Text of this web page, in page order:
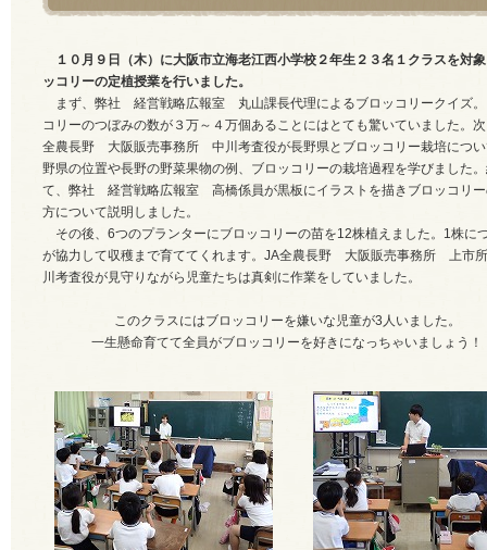
１０月９日（木）に大阪市立海老江西小学校２年生２３名１クラスを対
ッコリーの定植授業を行いました。
まず、弊社 経営戦略広報室 丸山課長代理によるブロッコリークイズ
コリーのつぼみの数が３万～４万個あることにはとても驚いていました。
全農長野 大阪販売事務所 中川考査役が長野県とブロッコリー栽培につ
野県の位置や長野の野菜果物の例、ブロッコリーの栽培過程を学びました
て、弊社 経営戦略広報室 高橋係員が黒板にイラストを描きブロッコリ
方について説明しました。
その後、6つのプランターにブロッコリーの苗を12株植えました。1株に
が協力して収穫まで育ててくれます。JA全農長野 大阪販売事務所 上市
川考査役が見守りながら児童たちは真剣に作業をしていました。
このクラスにはブロッコリーを嫌いな児童が3人いました。
一生懸命育てて全員がブロッコリーを好きになっちゃいましょう！